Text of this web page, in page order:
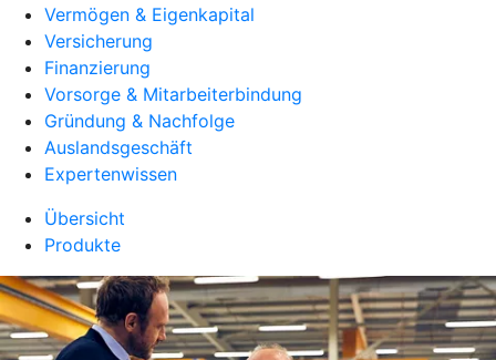
Vermögen & Eigenkapital
Versicherung
Finanzierung
Vorsorge & Mitarbeiterbindung
Gründung & Nachfolge
Auslandsgeschäft
Expertenwissen
Übersicht
Produkte